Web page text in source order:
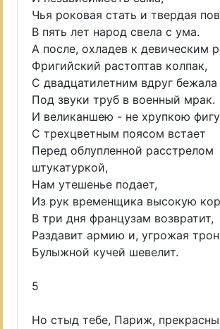
Чья роковая стать и твердая
В пять лет народ свела с ума.
А после, охладев к девическим
Фригийский растоптав колпак,
С двадцатилетним вдруг
Под звуки труб в военный мрак.
И великаншею - не хрупкою
С трехцветным поясом встает
Перед облупленной расстрелом
штукатуркой,
Нам утешенье подает,
Из рук временщика высокую
В три дня французам возвратит,
Раздавит армию и, угрожая
Булыжной кучей шевелит.
5
Но стыд тебе, Париж,